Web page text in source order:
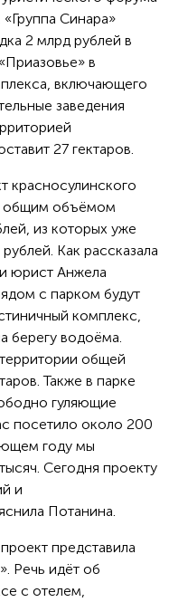
Синара»
2 млрд рублей в
в
включающего
заведения
27 гектаров.
красносулинского
общим объёмом
из которых уже
Как рассказала
юрист Анжела
с парком будут
комплекс,
берегу водоёма.
общей
Также в парке
гуляющие
посетило около 200
году мы
Сегодня проекту
и
Потанина.
представила
Речь идёт об
с отелем,